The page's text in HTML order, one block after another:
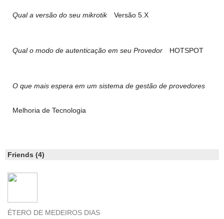
Qual a versão do seu mikrotik Versão 5.X
Qual o modo de autenticação em seu Provedor HOTSPOT
O que mais espera em um sistema de gestão de provedores
Melhoria de Tecnologia
Friends (4)
ÉTERO DE MEDEIROS DIAS